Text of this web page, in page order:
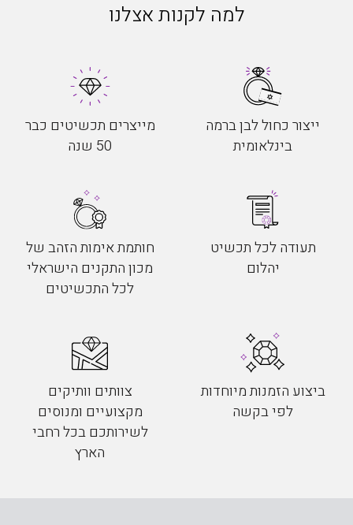
למה לקנות אצלנו
ייצור כחול לבן ברמה
בינלאומית
מייצרים תכשיטים כבר
50 שנה
תעודה לכל תכשיט
יהלום
חותמת אימות הזהב של
מכון התקנים הישראלי
לכל התכשיטים
ביצוע הזמנות מיוחדות
לפי בקשה
צוותים וותיקים
מקצועיים ומנוסים
לשירותכם בכל רחבי
הארץ